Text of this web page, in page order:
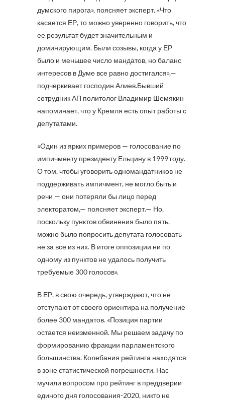
думского пирога», поясняет эксперт. «Что
касается ЕР, то можно уверенно говорить, что
ее результат будет значительным и
доминирующим. Были созывы, когда у ЕР
было и меньшее число мандатов, но баланс
интересов в Думе все равно достигался»,—
подчеркивает господин Алиев.Бывший
сотрудник АП политолог Владимир Шемякин
напоминает, что у Кремля есть опыт работы с
депутатами.
«Один из ярких примеров — голосование по
импичменту президенту Ельцину в 1999 году.
О том, чтобы уговорить одномандатников не
поддерживать импичмент, не могло быть и
речи — они потеряли бы лицо перед
электоратом,— поясняет эксперт.— Но,
поскольку пунктов обвинения было пять,
можно было попросить депутата голосовать
не за все из них. В итоге оппозиции ни по
одному из пунктов не удалось получить
требуемые 300 голосов».
В ЕР, в свою очередь, утверждают, что не
отступают от своего ориентира на получение
более 300 мандатов. «Позиция партии
остается неизменной. Мы решаем задачу по
формированию фракции парламентского
большинства. Колебания рейтинга находятся
в зоне статистической погрешности. Нас
мучили вопросом про рейтинг в преддверии
единого дня голосования-2020, никто не